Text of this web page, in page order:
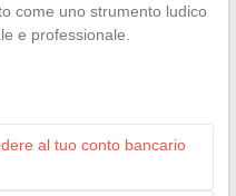
come uno strumento ludico
e professionale.
al tuo conto bancario